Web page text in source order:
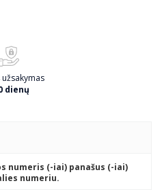
užsakymas
dienų
numeris (-iai) panašus (-iai)
numeriu.